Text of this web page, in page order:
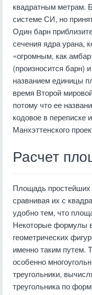
квадратным метрам.
системе СИ, но
Один барн
сечения ядра урана,
«огромным, как
(произносится барн)
названием единицы
время Второй
потому что ее
кодовое в переписке
Манхэттенского
Расчет
Площадь простейших
сравнивая их с
удобно тем, что
Некоторые формулы
геометрических
именно таким путем.
особенно
треугольники,
треугольника по